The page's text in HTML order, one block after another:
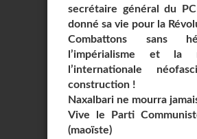
secrétaire général du
donné sa vie pour la
Combattons sans
l’impérialisme et la
l’internationale
construction !
Naxalbari ne mourra
Vive le Parti
(maoïste)